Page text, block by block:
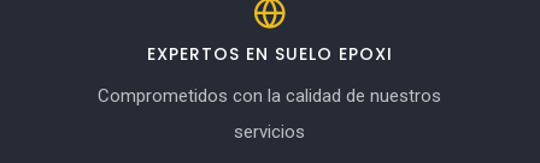
EXPERTOS EN SUELO EPOXI
Comprometidos con la calidad de nuestros
servicios